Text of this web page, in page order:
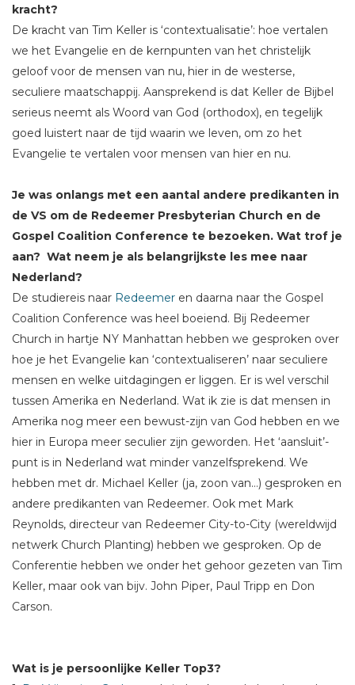
kracht?
De kracht van Tim Keller is ‘contextualisatie’: hoe vertalen
we het Evangelie en de kernpunten van het christelijk
geloof voor de mensen van nu, hier in de westerse,
seculiere maatschappij. Aansprekend is dat Keller de Bijbel
serieus neemt als Woord van God (orthodox), en tegelijk
goed luistert naar de tijd waarin we leven, om zo het
Evangelie te vertalen voor mensen van hier en nu.
Je was onlangs met een aantal andere predikanten in
de VS om de Redeemer Presbyterian Church en de
Gospel Coalition Conference te bezoeken. Wat trof je
aan? Wat neem je als belangrijkste les mee naar
Nederland?
De studiereis naar Redeemer en daarna naar the Gospel
Coalition Conference was heel boeiend. Bij Redeemer
Church in hartje NY Manhattan hebben we gesproken over
hoe je het Evangelie kan ‘contextualiseren’ naar seculiere
mensen en welke uitdagingen er liggen. Er is wel verschil
tussen Amerika en Nederland. Wat ik zie is dat mensen in
Amerika nog meer een bewust-zijn van God hebben en we
hier in Europa meer seculier zijn geworden. Het ‘aansluit’-
punt is in Nederland wat minder vanzelfsprekend. We
hebben met dr. Michael Keller (ja, zoon van…) gesproken en
andere predikanten van Redeemer. Ook met Mark
Reynolds, directeur van Redeemer City-to-City (wereldwijd
netwerk Church Planting) hebben we gesproken. Op de
Conferentie hebben we onder het gehoor gezeten van Tim
Keller, maar ook van bijv. John Piper, Paul Tripp en Don
Carson.
Wat is je persoonlijke Keller Top3?